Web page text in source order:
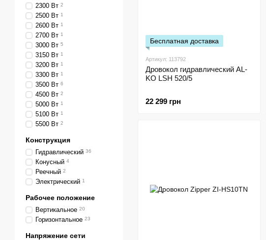
Бесплатная доставка
Артикул: 113792
Дровокол гидравлический AL-
KO LSH 520/5
22 299 грн
2300 Вт 2
2500 Вт 1
2600 Вт 1
2700 Вт 1
3000 Вт 5
3150 Вт 1
3200 Вт 1
3300 Вт 1
3500 Вт 6
4500 Вт 2
5000 Вт 1
5100 Вт 1
5500 Вт 2
Конструкция
Гидравлический 36
Конусный 4
Реечный 2
Электрический 1
Рабочее положение
Вертикальное 20
Горизонтальное 23
Напряжение сети